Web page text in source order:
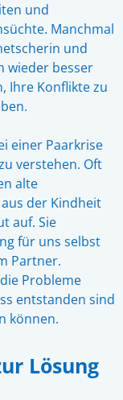
und
Manchmal
und
wieder besser
Ihre Konflikte zu
einer Paarkrise
verstehen. Oft
alte
der Kindheit
auf. Sie
für uns selbst
Partner.
Probleme
entstanden sind
können.
Lösung